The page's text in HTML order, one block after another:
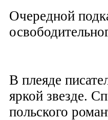
Очередной
В плеяде
яркой звезде.
польского